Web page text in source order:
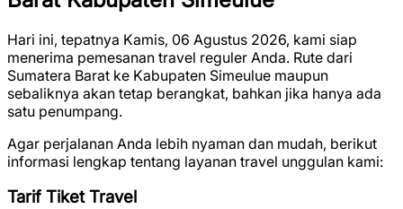
Hari ini, tepatnya Kamis, 06 Agustus 2026, kami siap
menerima pemesanan travel reguler Anda. Rute dari
Sumatera Barat ke Kabupaten Simeulue maupun
sebaliknya akan tetap berangkat, bahkan jika hanya ada
satu penumpang.
Agar perjalanan Anda lebih nyaman dan mudah, berikut
informasi lengkap tentang layanan travel unggulan kami:
Tarif Tiket Travel